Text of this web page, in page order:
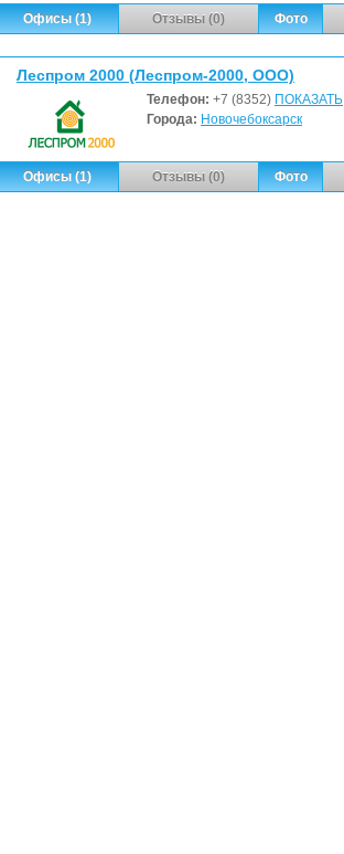
Офисы (1) Отзывы (0) Фото
Леспром 2000 (Леспром-2000, ООО)
Телефон: +7 (8352) ПОКАЗАТЬ
Города: Новочебоксарск
Офисы (1) Отзывы (0) Фото